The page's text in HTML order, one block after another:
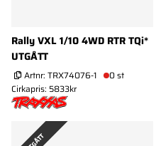
Rally VXL 1/10 4WD RTR TQi*
UTGÅTT
Artnr: TRX74076-1
0 st
Cirkapris: 5833kr